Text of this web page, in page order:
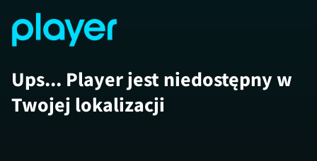
Ups... Player jest niedostępny w
Twojej lokalizacji